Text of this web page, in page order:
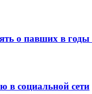
о павших в
в социальной сети